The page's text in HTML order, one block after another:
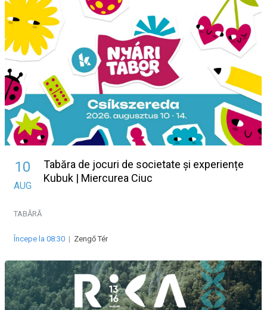
10
AUG
Tabăra de jocuri de societate și experiențe
Kubuk | Miercurea Ciuc
TABĂRĂ
Începe la 08:30 | Zengő Tér